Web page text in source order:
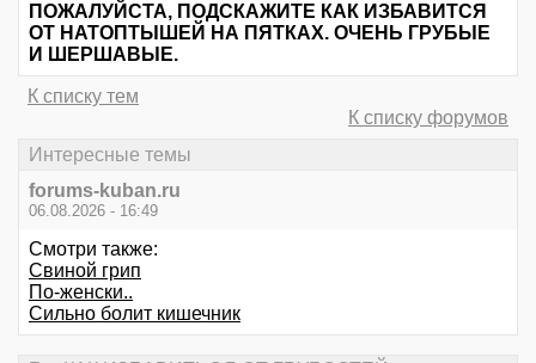
ПОЖАЛУЙСТА, ПОДСКАЖИТЕ КАК ИЗБАВИТСЯ
ОТ НАТОПТЫШЕЙ НА ПЯТКАХ. ОЧЕНЬ ГРУБЫЕ
И ШЕРШАВЫЕ.
К списку тем
К списку форумов
Интересные темы
forums-kuban.ru
06.08.2026 - 16:49
Смотри также:
Свиной грип
По-женски..
Сильно болит кишечник